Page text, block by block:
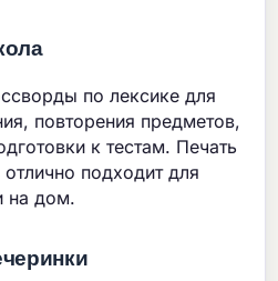
по лексике для
повторения предметов,
к тестам. Печать
подходит для
на дом.